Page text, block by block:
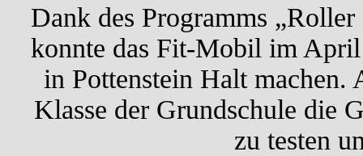
Dank des Programms
konnte das Fit-Mobil im
in Pottenstein Halt machen.
Klasse der Grundschule die
zu testen